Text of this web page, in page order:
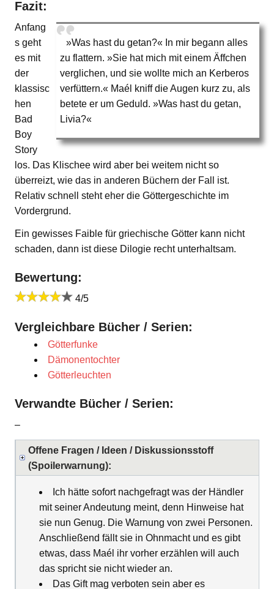
Fazit:
»Was hast du getan?« In mir begann alles
zu flattern. »Sie hat mich mit einem Äffchen
verglichen, und sie wollte mich an Kerberos
verfüttern.« Maél kniff die Augen kurz zu, als
betete er um Geduld. »Was hast du getan,
Livia?«
Anfang
s geht
es mit
der
klassisc
hen
Bad
Boy
Story
los. Das Klischee wird aber bei weitem nicht so
überreizt, wie das in anderen Büchern der Fall ist.
Relativ schnell steht eher die Göttergeschichte im
Vordergrund.
Ein gewisses Faible für griechische Götter kann nicht
schaden, dann ist diese Dilogie recht unterhaltsam.
Bewertung:
4/5
Vergleichbare Bücher / Serien:
Götterfunke
Dämonentochter
Götterleuchten
Verwandte Bücher / Serien:
–
Offene Fragen / Ideen / Diskussionsstoff
(Spoilerwarnung):
Ich hätte sofort nachgefragt was der Händler
mit seiner Andeutung meint, denn Hinweise hat
sie nun Genug. Die Warnung von zwei Personen.
Anschließend fällt sie in Ohnmacht und es gibt
etwas, dass Maél ihr vorher erzählen will auch
das spricht sie nicht wieder an.
Das Gift mag verboten sein aber es